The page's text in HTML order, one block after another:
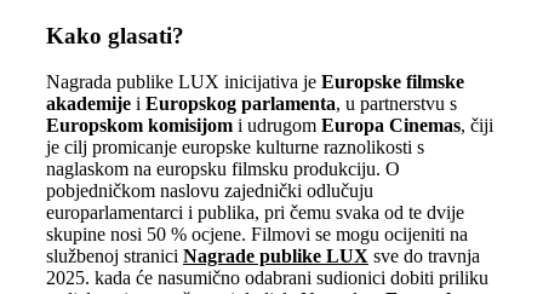
Kako glasati?
Nagrada publike LUX inicijativa je Europske filmske
akademijei Europskog parlamenta, u partnerstvu s
Europskom komisijomi udrugom Europa Cinemas, čiji
je cilj promicanje europske kulturne raznolikosti s
naglaskom na europsku filmsku produkciju. O
pobjedničkom naslovu zajednički odlučuju
europarlamentarci i publika, pri čemu svaka od te dvije
skupine nosi 50 % ocjene. Filmovi se mogu ocijeniti na
službenoj stranici Nagrade publike LUXsve do travnja
2025. kada će nasumično odabrani sudionici dobiti priliku